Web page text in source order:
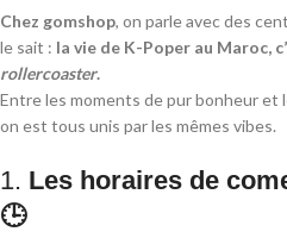
Chez gomshop, on parle avec des
le sait : la vie de K-Poper au Maroc,
rollercoaster.
Entre les moments de pur bonheur
on est tous unis par les mêmes vibes.
1. Les horaires de
🕒